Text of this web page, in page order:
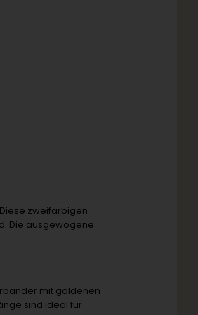
zweifarbigen
Die ausgewogene
mit goldenen
sind ideal für